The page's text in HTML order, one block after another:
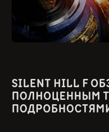
SILENT HILL F
ПОЛНОЦЕННЫМ